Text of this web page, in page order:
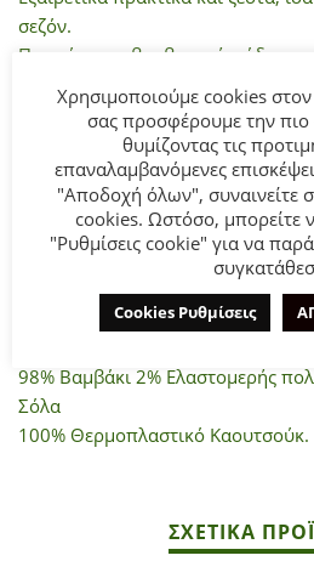
σεζόν.
Παπούτσι με βαμβακερή φόδρα
Επένδυση εξωτερικά εφέ
εύκαμπτη σόλα.
Κλείνει με φερμουάρ στο πλάι για
και γρήγορα.
Σύνθεση:
Επάνω μέρος
100% Ινα πολυουρεθάνης
98% Βαμβάκι 2% Ελαστομερής
Σόλα
100% Θερμοπλαστικό Καουτσούκ.
ΣΧΕΤΙΚΆ
Χρησιμοποιούμε cookies
σας προσφέρουμε την πιο
θυμίζοντας τις
επαναλαμβανόμενες
"Αποδοχή όλων",
cookies. Ωστόσο, μπορείτε
"Ρυθμίσεις cookie" για να
Cookies Ρυθμίσεις